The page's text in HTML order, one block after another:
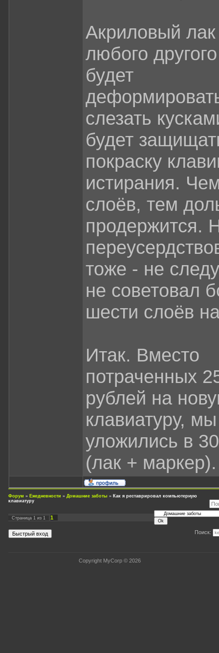
Акриловый
любого
будет
слезать
будет
покраску
истирания.
слоёв, тем
продержится.
тоже - не
не советовал
шести слоёв
Итак. Вместо
потраченных
рублей на
клавиатуру, мы
уложились в
(лак + маркер).
Форум » Ежедневности » Домашние заботы » Как я реставрировал компьютерную
клавиатуру
Страница 1 из 1 1
Поиск:
Copyright MyCorp © 2026